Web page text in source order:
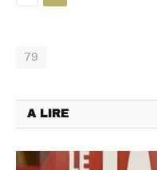
79
A LIRE